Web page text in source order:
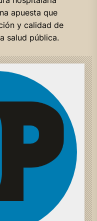
apuesta que
y calidad de
salud pública.